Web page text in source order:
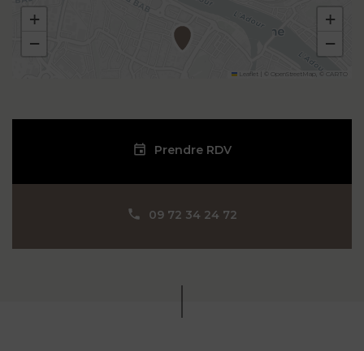
+
−
+
−
Leaflet OpenStreetMap CARTO
Prendre RDV
09 72 34 24 72